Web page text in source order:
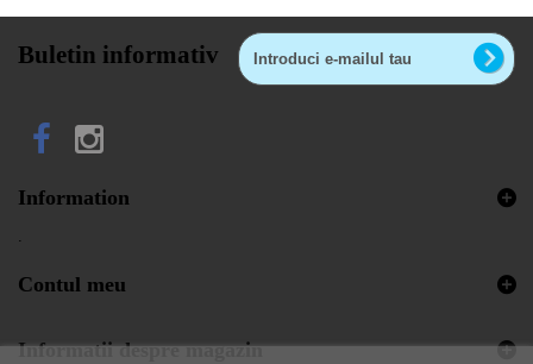
Buletin informativ
Information
.
Contul meu
Informatii despre magazin